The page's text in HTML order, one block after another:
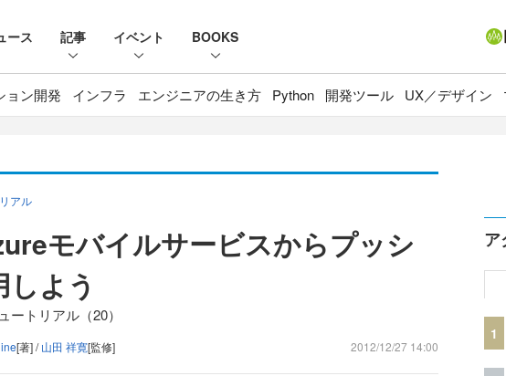
ース 記事 イベント BOOKS
ョン開発 インフラ エンジニアの生き方 Python 開発ツール UX／デザイン
アル
モバイルサービスからプッシ
しよう
ートリアル（20）
[著] /山田 祥寛[監修] 2012/12/27 14:00
ア
1